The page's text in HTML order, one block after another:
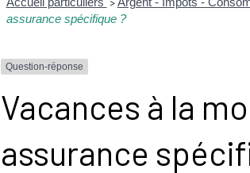
assurance spécifique ?
Question-réponse
Vacances à la
assurance